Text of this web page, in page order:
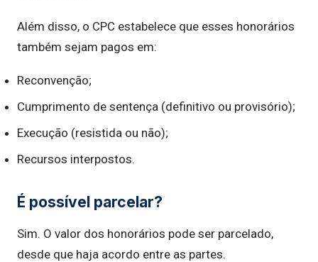
Além disso, o CPC estabelece que esses honorários
também sejam pagos em:
Reconvenção;
Cumprimento de sentença (definitivo ou provisório);
Execução (resistida ou não);
Recursos interpostos.
É possível parcelar?
Sim. O valor dos honorários pode ser parcelado,
desde que haja acordo entre as partes.